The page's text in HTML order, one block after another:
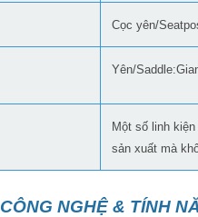
Cọc yên/
Yên/
Một số linh
sản xuất mà
CÔNG NGHỆ & TÍNH